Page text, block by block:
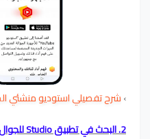
›شرح تفصيلي استوديو منشئي
2. البحث في تطبيق Studio للجوال